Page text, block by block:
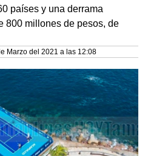
países y una derrama
800 millones de pesos, de
Marzo del 2021 a las 12:08